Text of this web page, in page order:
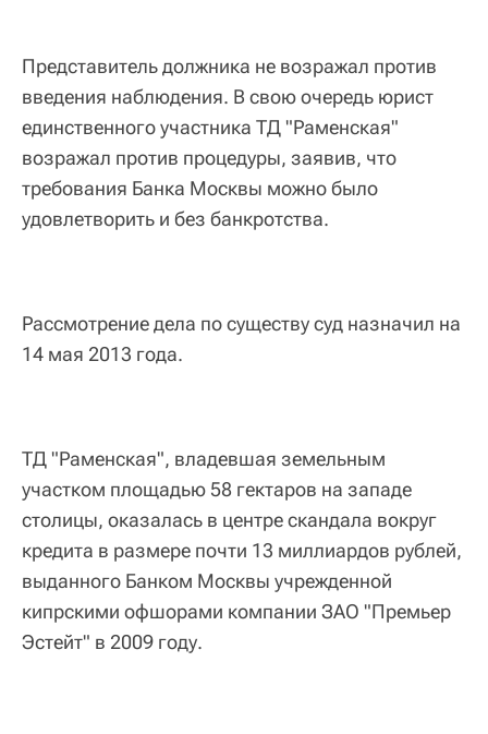
Представитель должника не возражал против
введения наблюдения. В свою очередь юрист
единственного участника ТД "Раменская"
возражал против процедуры, заявив, что
требования Банка Москвы можно было
удовлетворить и без банкротства.
Рассмотрение дела по существу суд назначил на
14 мая 2013 года.
ТД "Раменская", владевшая земельным
участком площадью 58 гектаров на западе
столицы, оказалась в центре скандала вокруг
кредита в размере почти 13 миллиардов рублей,
выданного Банком Москвы учрежденной
кипрскими офшорами компании ЗАО "Премьер
Эстейт" в 2009 году.